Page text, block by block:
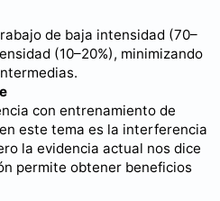
de baja intensidad (70–
(10–20%), minimizando
con entrenamiento de
este tema es la interferencia
la evidencia actual nos dice
permite obtener beneficios